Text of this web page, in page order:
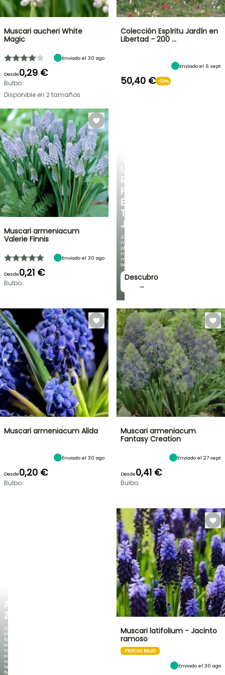
UN
RINCÓN
FRESCO
EN
TU
JARDÍN
¡Con
nuestras
plantas
trepadoras
más
bonitas!
Descubro
→
AGAPANTHUS
ZAMBEZI
¡Cuando
el
follaje
es
tan
espectacular
como
la
floración!
Muscari aucheri White
Magic
Enviado el 30 ago
Desde0,29 €
Bulbo
Disponible en 2 tamaños
Colección Espíritu Jardín en
Libertad - 200 …
Enviado el 6 sept
50,40 € -10%
Muscari armeniacum
Valerie Finnis
Enviado el 30 ago
Desde0,21 €
Bulbo
Muscari armeniacum Alida
Enviado el 30 ago
Desde0,20 €
Bulbo
Muscari armeniacum
Fantasy Creation
Enviado el 27 sept
Desde0,41 €
Bulbo
Muscari latifolium - Jacinto
ramoso
PRECIO BAJO
Enviado el 30 ago